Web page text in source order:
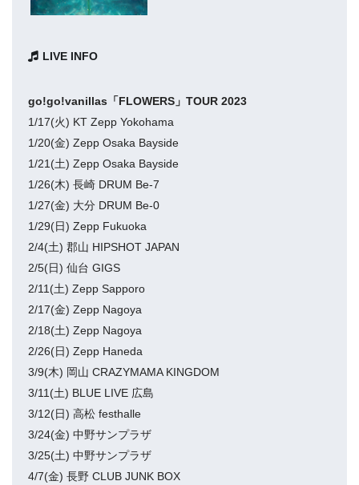
LIVE INFO
go!go!vanillas「FLOWERS」TOUR 2023
1/17(火) KT Zepp Yokohama
1/20(金) Zepp Osaka Bayside
1/21(土) Zepp Osaka Bayside
1/26(木) 長崎 DRUM Be-7
1/27(金) 大分 DRUM Be-0
1/29(日) Zepp Fukuoka
2/4(土) 郡山 HIPSHOT JAPAN
2/5(日) 仙台 GIGS
2/11(土) Zepp Sapporo
2/17(金) Zepp Nagoya
2/18(土) Zepp Nagoya
2/26(日) Zepp Haneda
3/9(木) 岡山 CRAZYMAMA KINGDOM
3/11(土) BLUE LIVE 広島
3/12(日) 高松 festhalle
3/24(金) 中野サンプラザ
3/25(土) 中野サンプラザ
4/7(金) 長野 CLUB JUNK BOX